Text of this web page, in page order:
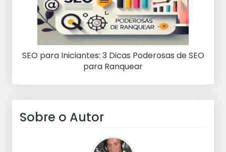
SEO para Iniciantes: 3 Dicas Poderosas de SEO
para Ranquear
Sobre o Autor